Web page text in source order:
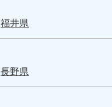
福井県
長野県